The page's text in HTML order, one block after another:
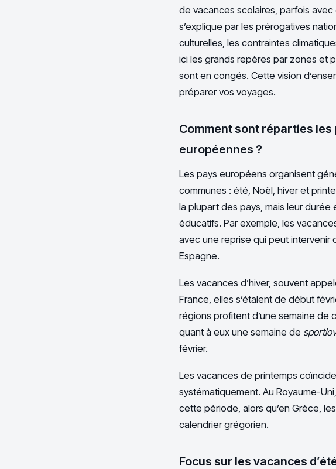
de vacances scolaires, parfois
s’explique par les prérogatives
culturelles, les contraintes
ici les grands repères par zones et
sont en congés. Cette vision
préparer vos voyages.
Comment sont réparties
européennes ?
Les pays européens organisent
communes : été, Noël, hiver et
la plupart des pays, mais leur
éducatifs. Par exemple, les
avec une reprise qui peut intervenir
Espagne.
Les vacances d’hiver, souvent
France, elles s’étalent de début
régions profitent d’une semaine de
quant à eux une semaine de sportlov
février.
Les vacances de printemps
systématiquement. Au Royaume-
cette période, alors qu’en Grèce,
calendrier grégorien.
Focus sur les vacances